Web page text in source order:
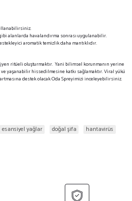
alanlarda havalandırma sonrası uygulanabilir.
aromatik temizlik daha mantıklıdır.
ritüeli oluşturmaktır. Yani bilimsel korunmanın yerine
yaşanabilir hissedilmesine katkı sağlamaktır. Viral yükü
destek olacakOda Spreyimiziinceleyebilirsiniz.
esansiyel yağlar doğal şifa hantavirüs